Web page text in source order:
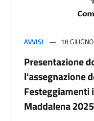
AVVISI 18
Presentazione
l'assegnazione
Festeggiamenti
Maddalena